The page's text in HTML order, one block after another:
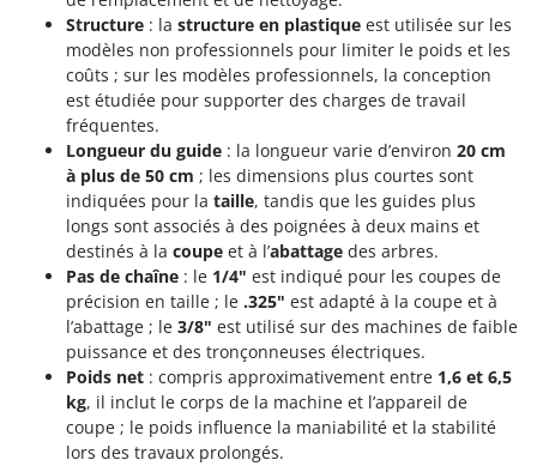
Structure : la structure en plastique est utilisée sur les
modèles non professionnels pour limiter le poids et les
coûts ; sur les modèles professionnels, la conception
est étudiée pour supporter des charges de travail
fréquentes.
Longueur du guide : la longueur varie d’environ 20 cm
à plus de 50 cm ; les dimensions plus courtes sont
indiquées pour la taille, tandis que les guides plus
longs sont associés à des poignées à deux mains et
destinés à la coupe et à l’abattage des arbres.
Pas de chaîne : le 1/4" est indiqué pour les coupes de
précision en taille ; le .325" est adapté à la coupe et à
l’abattage ; le 3/8" est utilisé sur des machines de faible
puissance et des tronçonneuses électriques.
Poids net : compris approximativement entre 1,6 et 6,5
kg, il inclut le corps de la machine et l’appareil de
coupe ; le poids influence la maniabilité et la stabilité
lors des travaux prolongés.